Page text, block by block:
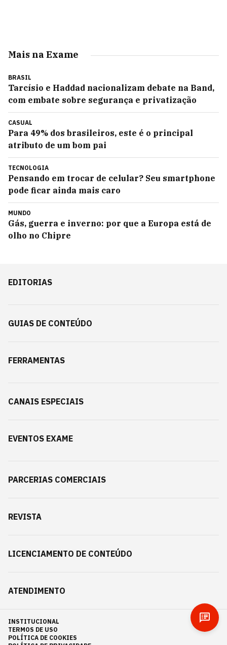
Mais na Exame
BRASIL
Tarcísio e Haddad nacionalizam debate na Band,
com embate sobre segurança e privatização
CASUAL
Para 49% dos brasileiros, este é o principal
atributo de um bom pai
TECNOLOGIA
Pensando em trocar de celular? Seu smartphone
pode ficar ainda mais caro
MUNDO
Gás, guerra e inverno: por que a Europa está de
olho no Chipre
EDITORIAS
GUIAS DE CONTEÚDO
FERRAMENTAS
CANAIS ESPECIAIS
EVENTOS EXAME
PARCERIAS COMERCIAIS
REVISTA
LICENCIAMENTO DE CONTEÚDO
ATENDIMENTO
INSTITUCIONAL
TERMOS DE USO
POLÍTICA DE COOKIES